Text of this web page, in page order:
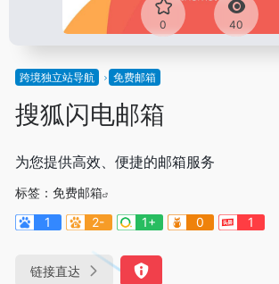
0 40
跨境独立站导航 免费邮箱
搜狐闪电邮箱
为您提供高效、便捷的邮箱服务
标签： 免费邮箱
1
2- 1+ 0 1
链接直达